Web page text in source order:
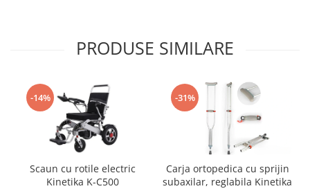
PRODUSE SIMILARE
-14%
Scaun cu rotile electric
Kinetika K-C500
-31%
Carja ortopedica cu sprijin
subaxilar, reglabila Kinetika